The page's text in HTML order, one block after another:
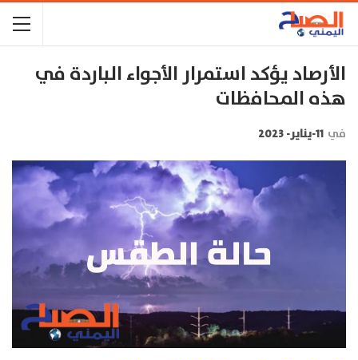
الأرصاد يؤكد استمرار الأجواء الباردة في
هذه المحافظات
في 11-يناير- 2023